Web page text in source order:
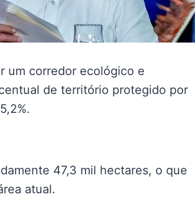
um corredor ecológico e
de território protegido por
47,3 mil hectares, o que
atual.